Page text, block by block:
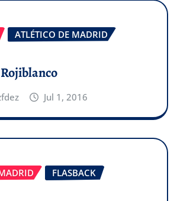
ATLÉTICO DE MADRID
Jul 1, 2016
FLASBACK